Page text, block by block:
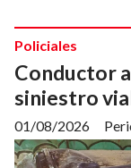
Conductor
siniestro
Policiales
01/08/2026